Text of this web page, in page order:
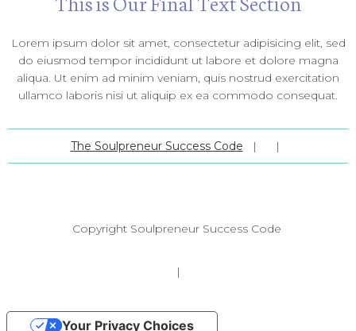
Lorem ipsum dolor sit amet, consectetur adipisicing elit, sed
do eiusmod tempor incididunt ut labore et dolore magna
aliqua. Ut enim ad minim veniam, quis nostrud exercitation
ullamco laboris nisi ut aliquip ex ea commodo consequat.
The Soulpreneur Success Code | |
Copyright Soulpreneur Success Code
|
Your Privacy Choices